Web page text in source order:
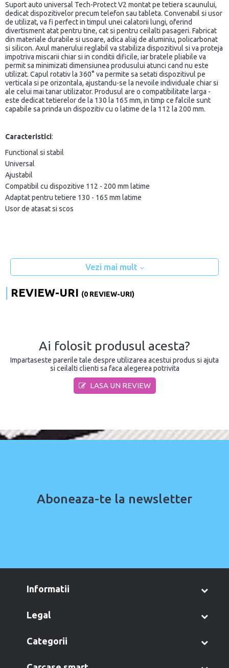
Suport auto universal Tech-Protect V2 montat pe tetiera scaunului,
dedicat dispozitivelor precum telefon sau tableta. Convenabil si usor
de utilizat, va fi perfect in timpul unei calatorii lungi, oferind
divertisment atat pentru tine, cat si pentru ceilalti pasageri. Fabricat
din materiale durabile si usoare, adica aliaj de aluminiu, policarbonat
si silicon. Axul manerului reglabil va stabiliza dispozitivul si va proteja
impotriva miscarii chiar si in conditii dificile, iar bratele pliabile va
permit sa minimizati dimensiunea produsului atunci cand nu este
utilizat. Capul rotativ la 360° va permite sa setati dispozitivul pe
verticala si pe orizontala, ajustandu-se la nevoile individuale chiar si
ale celui mai tanar utilizator. Produsul are o compatibilitate larga -
este dedicat tetierelor de la 130 la 165 mm, in timp ce falcile sunt
capabile sa prinda un dispozitiv cu o latime de la 112 la 200 mm.
Caracteristici:
Functional si stabil
Universal
Ajustabil
Compatibil cu dispozitive 112 - 200 mm latime
Adaptat pentru tetiere 130 - 165 mm latime
Usor de atasat si scos
Vezi mai mult
REVIEW-URI (0 REVIEW-URI)
Ai folosit produsul acesta?
Impartaseste parerile tale despre utilizarea acestui produs si ajuta
si ceilalti clienti sa faca alegerea potrivita
LASA UN REVIEW
Aboneaza-te la newsletter
informatii
legal
categorii